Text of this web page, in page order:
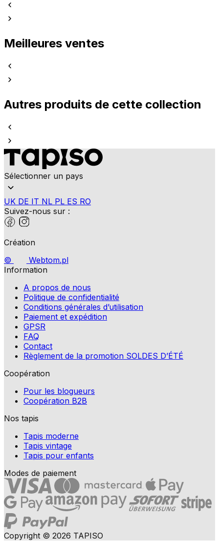
Meilleures ventes
Autres produits de cette collection
Sélectionner un pays
UK DE IT NL PL ES RO
Suivez-nous sur :
Création
©
Webtom.pl
Information
A propos de nous
Politique de confidentialité
Conditions générales d’utilisation
Paiement et expédition
GPSR
FAQ
Contact
Règlement de la promotion SOLDES D’ÉTÉ
Coopération
Pour les blogueurs
Coopération B2B
Nos tapis
Tapis moderne
Tapis vintage
Tapis pour enfants
Modes de paiement
Copyright © 2026 TAPISO